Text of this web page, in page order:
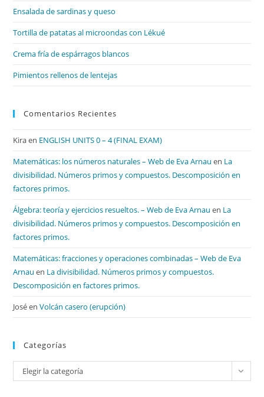
Ensalada de sardinas y queso
Tortilla de patatas al microondas con Lékué
Crema fría de espárragos blancos
Pimientos rellenos de lentejas
Comentarios Recientes
Kiraen ENGLISH UNITS 0 – 4 (FINAL EXAM)
Matemáticas: los números naturales – Web de Eva Arnau en La
divisibilidad. Números primos y compuestos. Descomposición en
factores primos.
Álgebra: teoría y ejercicios resueltos. – Web de Eva Arnau en La
divisibilidad. Números primos y compuestos. Descomposición en
factores primos.
Matemáticas: fracciones y operaciones combinadas – Web de Eva
Arnau en La divisibilidad. Números primos y compuestos.
Descomposición en factores primos.
JoséenVolcán casero (erupción)
Categorías
Categorías
Elegir la categoría